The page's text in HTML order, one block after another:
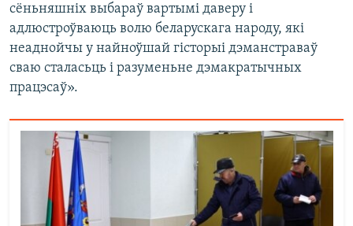
сёньняшніх выбараў вартымі даверу і
адлюстроўваюць волю беларускага народу, які
неаднойчы у найноўшай гісторыі дэманстраваў
сваю сталасьць і разуменьне дэмакратычных
працэсаў».